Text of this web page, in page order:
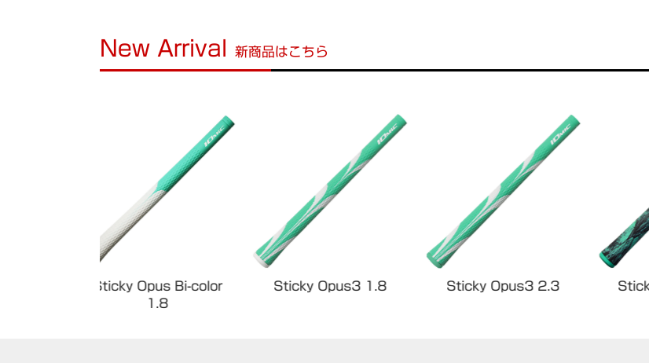
New Arrival 新商品はこちら
Sticky Opus Bi-color
Sticky Opus3 1.8 Sticky Opus3 2.3
Sticky Black Army